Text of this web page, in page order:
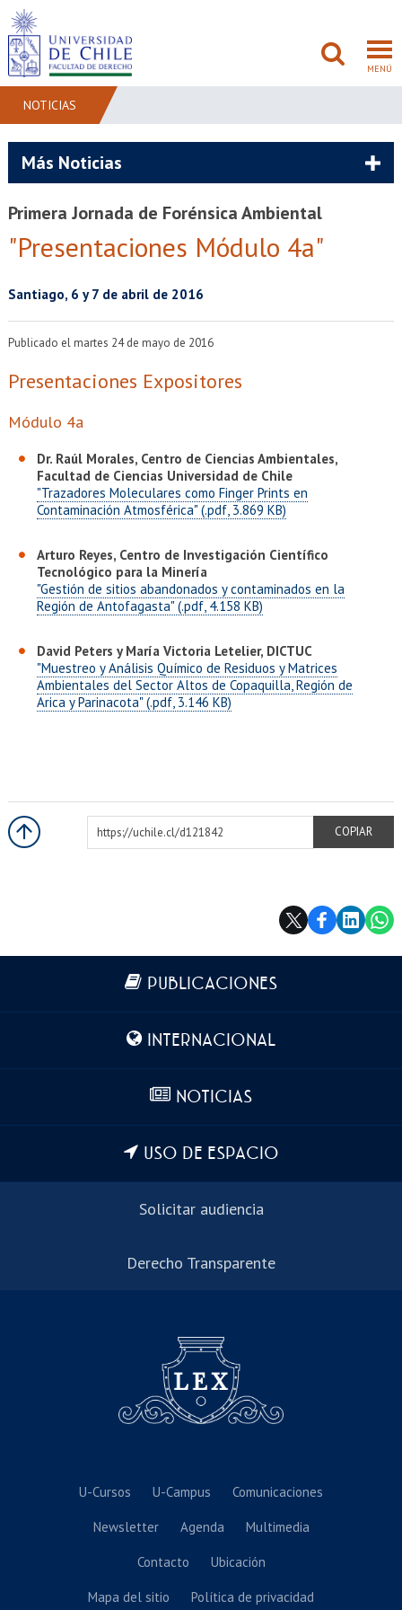
MENÚ
POSTGRADO
INVESTIGACIÓN
Egresados Funcionarios
NOTICIAS
Más Noticias
Primera Jornada de Forénsica Ambiental
"Presentaciones Módulo 4a"
Santiago, 6 y 7 de abril de 2016
Publicado el martes 24 de mayo de 2016
Presentaciones Expositores
Módulo 4a
Dr. Raúl Morales, Centro de Ciencias Ambientales,
Facultad de Ciencias Universidad de Chile
"Trazadores Moleculares como Finger Prints en
Contaminación Atmosférica" (.pdf, 3.869 KB)
Arturo Reyes, Centro de Investigación Científico
Tecnológico para la Minería
"Gestión de sitios abandonados y contaminados en la
Región de Antofagasta" (.pdf, 4.158 KB)
David Peters y María Victoria Letelier, DICTUC
"Muestreo y Análisis Químico de Residuos y Matrices
Ambientales del Sector Altos de Copaquilla, Región de
Arica y Parinacota" (.pdf, 3.146 KB)
https://uchile.cl/d121842
COPIAR
Más información
PUBLICACIONES
INTERNACIONAL
NOTICIAS
USO DE ESPACIO
Solicitar audiencia
Derecho Transparente
U-Cursos U-Campus Comunicaciones
Newsletter Agenda Multimedia
Contacto Ubicación
Mapa del sitio Política de privacidad